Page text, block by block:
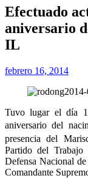
Efectuado
aniversario
IL
febrero 16, 2014
Tuvo lugar el día
aniversario del
presencia del
Partido del Trabajo
Defensa Nacional
Comandante